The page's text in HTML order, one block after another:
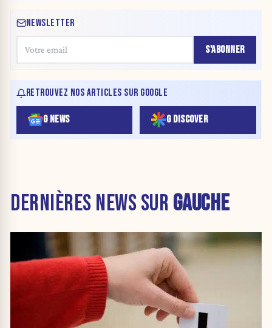
NEWSLETTER
S'ABONNER
RETROUVEZ NOS ARTICLES SUR GOOGLE
G NEWS G DISCOVER
DERNIÈRES NEWS SUR GAUCHE